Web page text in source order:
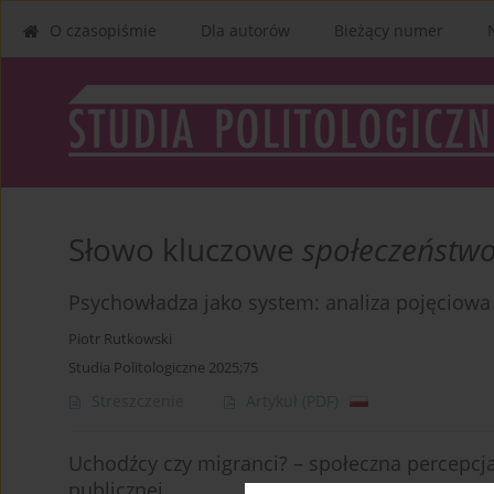
O czasopiśmie Dla autorów Bieżący numer
Słowo kluczowe społeczeństwo
Psychowładza jako system: analiza pojęciowa
Piotr Rutkowski
Studia Politologiczne 2025;75
Streszczenie Artykuł (PDF)
Uchodźcy czy migranci? – społeczna